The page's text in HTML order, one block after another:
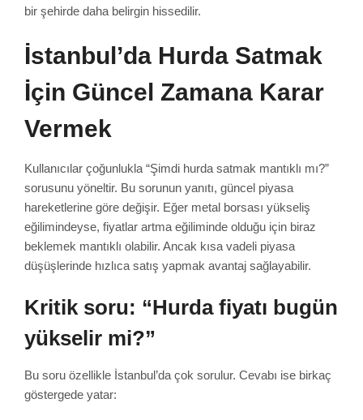
bir şehirde daha belirgin hissedilir.
İstanbul’da Hurda Satmak
İçin Güncel Zamana Karar
Vermek
Kullanıcılar çoğunlukla “Şimdi hurda satmak mantıklı mı?”
sorusunu yöneltir. Bu sorunun yanıtı, güncel piyasa
hareketlerine göre değişir. Eğer metal borsası yükseliş
eğilimindeyse, fiyatlar artma eğiliminde olduğu için biraz
beklemek mantıklı olabilir. Ancak kısa vadeli piyasa
düşüşlerinde hızlıca satış yapmak avantaj sağlayabilir.
Kritik soru: “Hurda fiyatı bugün
yükselir mi?”
Bu soru özellikle İstanbul’da çok sorulur. Cevabı ise birkaç
göstergede yatar: